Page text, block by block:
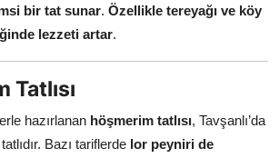
bir tat sunar. Özellikle tereyağı ve köy
lezzeti artar.
Tatlısı
hazırlanan höşmerim tatlısı, Tavşanlı’da
Bazı tariflerde lor peyniri de